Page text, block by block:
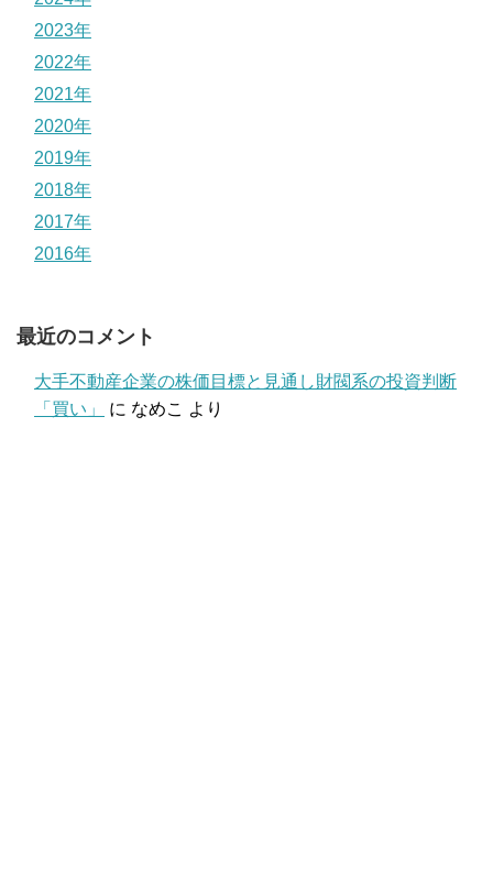
2023年
2022年
2021年
2020年
2019年
2018年
2017年
2016年
最近のコメント
大手不動産企業の株価目標と見通し財閥系の投資判断
「買い」
に なめこ より